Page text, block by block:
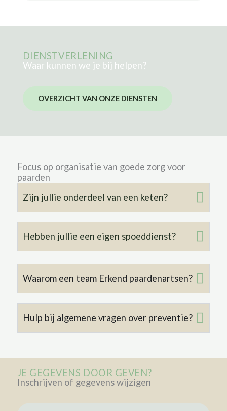
DIENSTVERLENING
Waar kunnen we je bij helpen?
OVERZICHT VAN ONZE DIENSTEN
Focus op organisatie van goede zorg voor
paarden
Zijn jullie onderdeel van een keten?
Hebben jullie een eigen spoeddienst?
Waarom een team Erkend paardenartsen?
Hulp bij algemene vragen over preventie?
JE GEGEVENS DOOR GEVEN?
Inschrijven of gegevens wijzigen